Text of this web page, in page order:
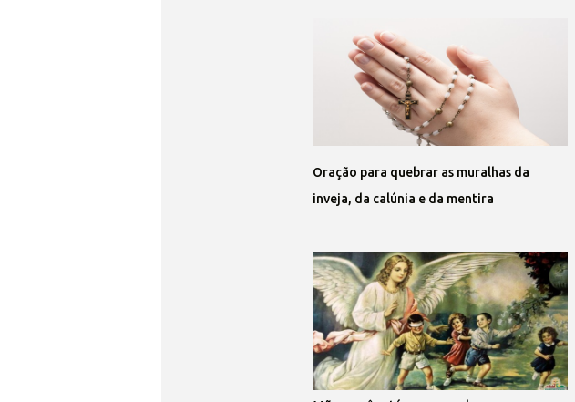
Oração para quebrar as muralhas da
inveja, da calúnia e da mentira